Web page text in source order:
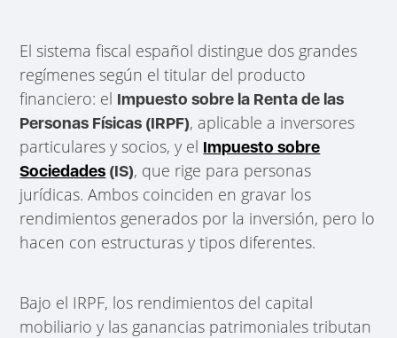
El sistema fiscal español distingue dos grandes
regímenes según el titular del producto
financiero: el Impuesto sobre la Renta de las
Personas Físicas (IRPF), aplicable a inversores
particulares y socios, y el Impuesto sobre
Sociedades (IS), que rige para personas
jurídicas. Ambos coinciden en gravar los
rendimientos generados por la inversión, pero lo
hacen con estructuras y tipos diferentes.
Bajo el IRPF, los rendimientos del capital
mobiliario y las ganancias patrimoniales tributan